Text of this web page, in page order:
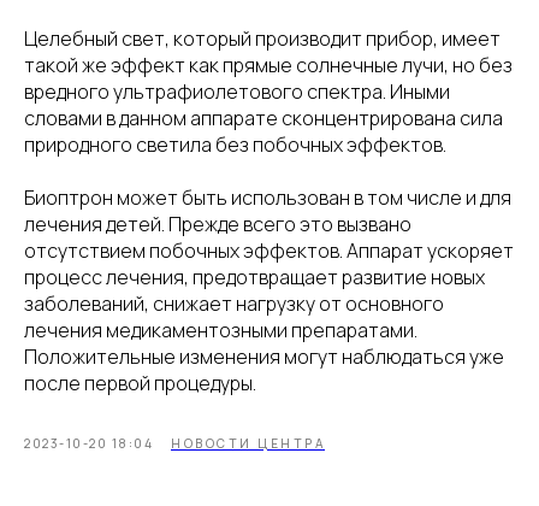
Целебный свет, который производит прибор, имеет
такой же эффект как прямые солнечные лучи, но без
вредного ультрафиолетового спектра. Иными
словами в данном аппарате сконцентрирована сила
природного светила без побочных эффектов.
Биоптрон может быть использован в том числе и для
лечения детей. Прежде всего это вызвано
отсутствием побочных эффектов. Аппарат ускоряет
процесс лечения, предотвращает развитие новых
заболеваний, снижает нагрузку от основного
лечения медикаментозными препаратами.
Положительные изменения могут наблюдаться уже
после первой процедуры.
2023-10-20 18:04 НОВОСТИ ЦЕНТРА